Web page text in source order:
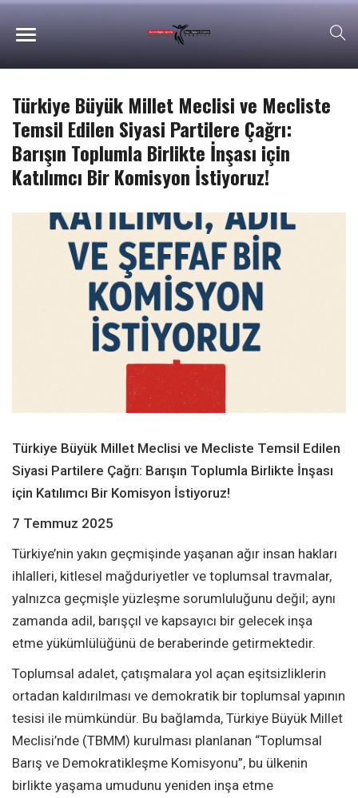
Türkiye Büyük Millet Meclisi ve Mecliste
Temsil Edilen Siyasi Partilere Çağrı:
Barışın Toplumla Birlikte İnşası için
Katılımcı Bir Komisyon İstiyoruz!
Türkiye Büyük Millet Meclisi ve Mecliste Temsil Edilen
Siyasi Partilere Çağrı: Barışın Toplumla Birlikte İnşası
için Katılımcı Bir Komisyon İstiyoruz!
7 Temmuz 2025
Türkiye’nin yakın geçmişinde yaşanan ağır insan hakları
ihlalleri, kitlesel mağduriyetler ve toplumsal travmalar,
yalnızca geçmişle yüzleşme sorumluluğunu değil; aynı
zamanda adil, barışçıl ve kapsayıcı bir gelecek inşa
etme yükümlülüğünü de beraberinde getirmektedir.
Toplumsal adalet, çatışmalara yol açan eşitsizliklerin
ortadan kaldırılması ve demokratik bir toplumsal yapının
tesisi ile mümkündür. Bu bağlamda, Türkiye Büyük Millet
Meclisi’nde (TBMM) kurulması planlanan “Toplumsal
Barış ve Demokratikleşme Komisyonu”, bu ülkenin
birlikte yaşama umudunu yeniden inşa etme